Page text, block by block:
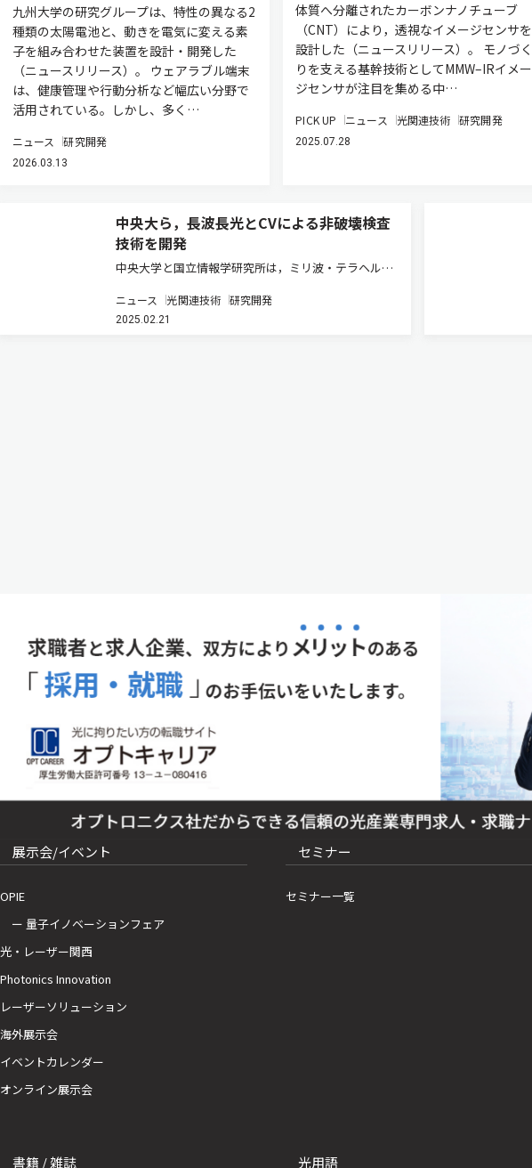
九州大学の研究グループは、特性の異なる2
種類の太陽電池と、動きを電気に変える素
子を組み合わせた装置を設計・開発した
（ニュースリリース）。 ウェアラブル端末
は、健康管理や行動分析など幅広い分野で
活用されている。しかし、多く…
ニュース 研究開発
2026.03.13
体質へ分離されたカーボンナノチューブ
（CNT）により，透視なイメージセンサを
設計した（ニュースリリース）。 モノづく
りを支える基幹技術としてMMW–IRイメー
ジセンサが注目を集める中…
PICK UP ニュース 光関連技術 研究開発
2025.07.28
中央大ら，長波長光とCVによる非破壊検査
技術を開発
中央大学と国立情報学研究所は，ミリ波・テラヘル
ビジョン（CV）画像計測に立脚する新たな非破壊検査
手法を確立した（ニュースリリース）。 非破壊検査で
ニュース 光関連技術 研究開発
2025.02.21
展示会/イベント
OPIE
ー 量子イノベーションフェア
光・レーザー関西
Photonics Innovation
レーザーソリューション
海外展示会
イベントカレンダー
オンライン展示会
セミナー
セミナー一覧
書籍 / 雑誌 光用語